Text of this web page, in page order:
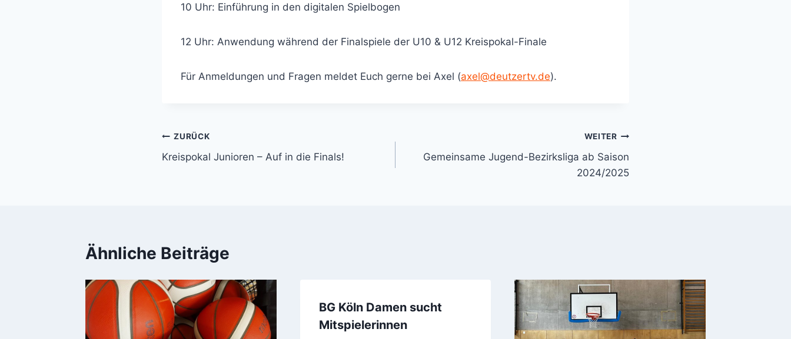
10 Uhr: Einführung in den digitalen Spielbogen
12 Uhr: Anwendung während der Finalspiele der U10 & U12 Kreispokal-Finale
Für Anmeldungen und Fragen meldet Euch gerne bei Axel (axel@deutzertv.de).
Beitrags-
Navigation
ZURÜCK
Kreispokal Junioren – Auf in die Finals!
WEITER
Gemeinsame Jugend-Bezirksliga ab Saison
2024/2025
Ähnliche Beiträge
BG Köln Damen sucht
Mitspielerinnen